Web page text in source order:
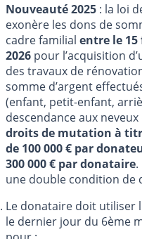
Nouveauté 2025 : la loi
exonère les dons de
cadre familial entre le 15
2026 pour l’acquisition
des travaux de
somme d’argent
(enfant, petit-enfant,
descendance aux
droits de mutation à
de 100 000 € par
300 000 € par donataire
une double condition de
Le donataire doit utiliser
le dernier jour du 6ème